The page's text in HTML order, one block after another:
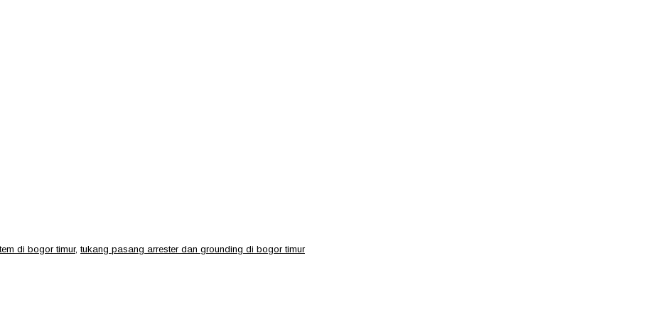
di bogor timur, tukang pasang arrester dan grounding di bogor timur